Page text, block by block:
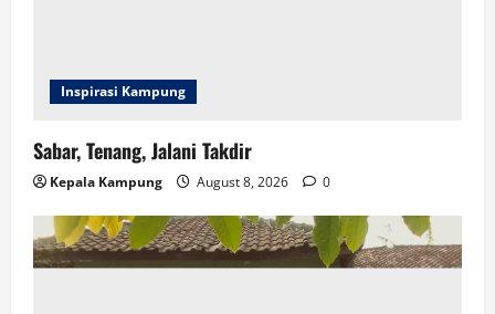
Inspirasi Kampung
Sabar, Tenang, Jalani Takdir
Kepala Kampung August 8, 2026 0